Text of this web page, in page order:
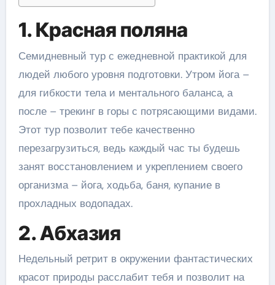
1. Красная поляна
Семидневный тур с ежедневной практикой для
людей любого уровня подготовки. Утром йога –
для гибкости тела и ментального баланса, а
после – трекинг в горы с потрясающими видами.
Этот тур позволит тебе качественно
перезагрузиться, ведь каждый час ты будешь
занят восстановлением и укреплением своего
организма – йога, ходьба, баня, купание в
прохладных водопадах.
2. Абхазия
Недельный ретрит в окружении фантастических
красот природы расслабит тебя и позволит на